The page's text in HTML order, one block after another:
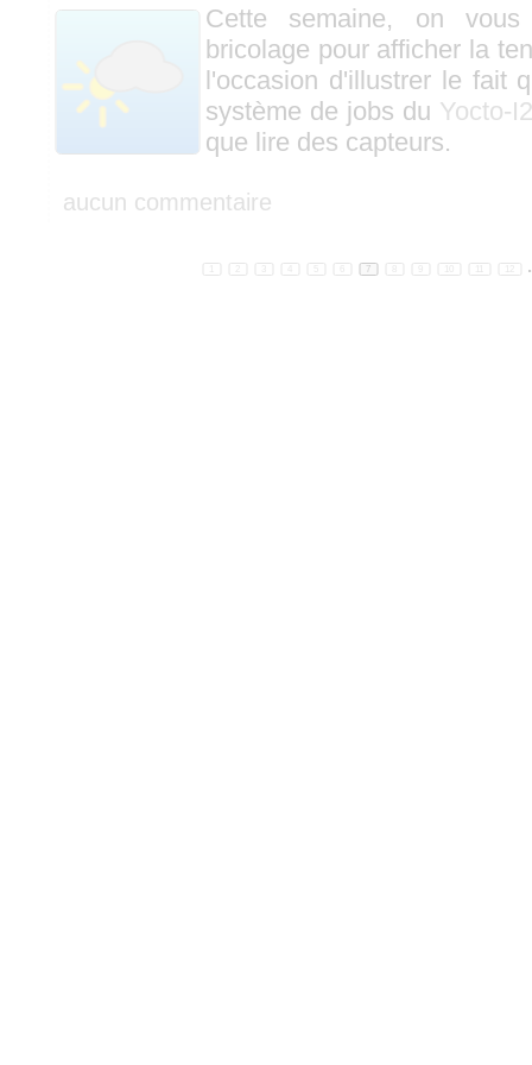
Cette semaine, on
bricolage pour afficher la
l'occasion d'illustrer le fait
système de jobs du Yocto-
que lire des capteurs.
aucun commentaire
7